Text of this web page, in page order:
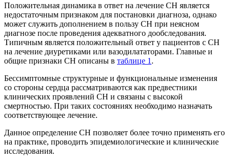
Положительная динамика в ответ на лечение СН является
недостаточным признаком для постановки диагноза, однако
может служить дополнением в пользу СН при неясном
диагнозе после проведения адекватного дообследования.
Типичным является положительный ответ у пациентов с СН
на лечение диуретиками или вазодилататорами. Главные и
общие признаки СН описаны в таблице 1 .
Бессимптомные структурные и функциональные изменения
со стороны сердца рассматриваются как предвестники
клинических проявлений СН и связаны с высокой
смертностью. При таких состояниях необходимо назначать
соответствующее лечение.
Данное определение СН позволяет более точно применять его
на практике, проводить эпидемиологические и клинические
исследования.